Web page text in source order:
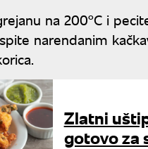
na 200°C i
narendanim
Zlatni
gotovo za